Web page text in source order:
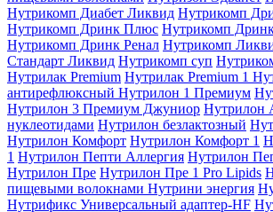
Нутрикомп Диабет Ликвид Нутрикомп
Нутрикомп Дринк Плюс Нутрикомп
Нутрикомп Дринк Ренал Нутрикомп
Стандарт Ликвид Нутрикомп суп
Нутрилак Premium Нутрилак Premium 1
антирефлюксный Нутрилон 1 Премиум
Нутрилон 3 Премиум Джуниор Нутрилон
нуклеотидами Нутрилон безлактозный
Нутрилон Комфорт Нутрилон Комфорт 1
1 Нутрилон Пепти Аллергия Нутрилон
Нутрилон Пре Нутрилон Пре 1 Pro Lipids
пищевыми волокнами Нутрини энергия
Нутрификс Универсальный адаптер-HF